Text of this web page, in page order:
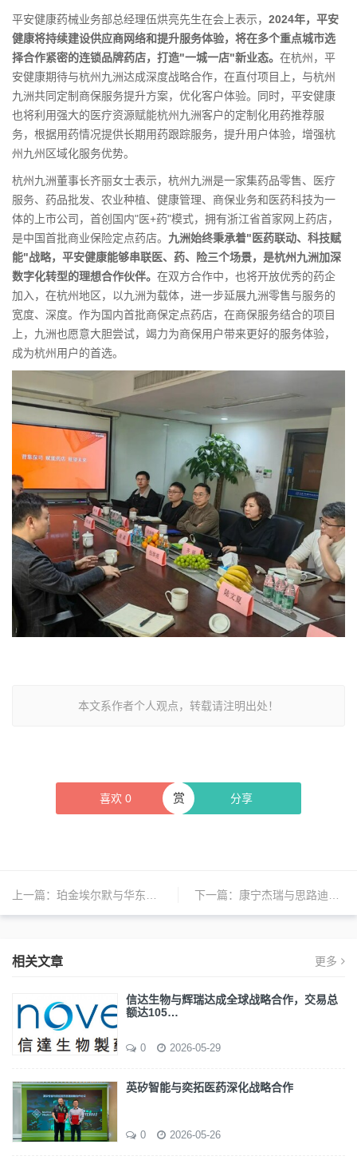
平安健康药械业务部总经理伍烘亮先生在会上表示， 2024年，平安
健康将持续建设供应商网络和提升服务体验，将在多个重点城市选
择合作紧密的连锁品牌药店，打造"一城一店"新业态。 在杭州，平
安健康期待与杭州九洲达成深度战略合作，在直付项目上，与杭州
九洲共同定制商保服务提升方案，优化客户体验。同时，平安健康
也将利用强大的医疗资源赋能杭州九洲客户的定制化用药推荐服
务，根据用药情况提供长期用药跟踪服务，提升用户体验，增强杭
州九州区域化服务优势。
杭州九洲董事长齐丽女士表示，杭州九洲是一家集药品零售、医疗
服务、药品批发、农业种植、健康管理、商保业务和医药科技为一
体的上市公司，首创国内"医+药"模式，拥有浙江省首家网上药店，
是中国首批商业保险定点药店。 九洲始终秉承着"医药联动、科技赋
能"战略，平安健康能够串联医、药、险三个场景，是杭州九洲加深
数字化转型的理想合作伙伴。 在双方合作中，也将开放优秀的药企
加入，在杭州地区，以九洲为载体，进一步延展九洲零售与服务的
宽度、深度。作为国内首批商保定点药店，在商保服务结合的项目
上，九洲也愿意大胆尝试，竭力为商保用户带来更好的服务体验，
成为杭州用户的首选。
本文系作者个人观点，转载请注明出处！
喜欢 0 分享
赏
上一篇： 珀金埃尔默与华东理工大学化工学院联手推动科研创新 下一篇： 康宁杰瑞与思路迪医药、Glenmark就KN035达成商业化独家许可权益
相关文章 更多
信达生物与辉瑞达成全球战略合作，交易总
额达105…
0 2026-05-29
英矽智能与奕拓医药深化战略合作
0 2026-05-26